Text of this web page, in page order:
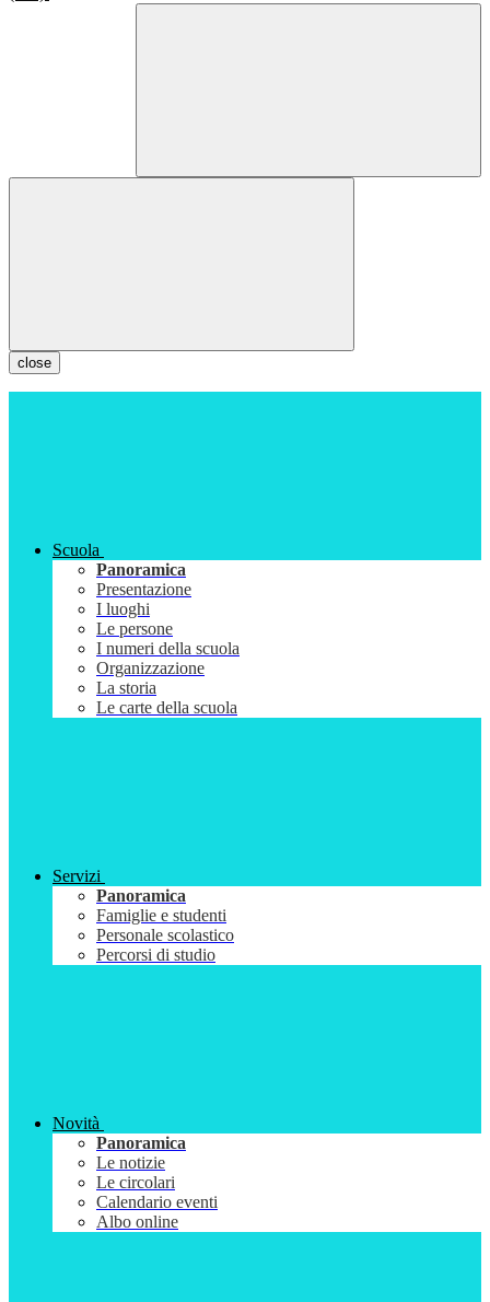
close
Scuola
Panoramica
Presentazione
I luoghi
Le persone
I numeri della scuola
Organizzazione
La storia
Le carte della scuola
Servizi
Panoramica
Famiglie e studenti
Personale scolastico
Percorsi di studio
Novità
Panoramica
Le notizie
Le circolari
Calendario eventi
Albo online